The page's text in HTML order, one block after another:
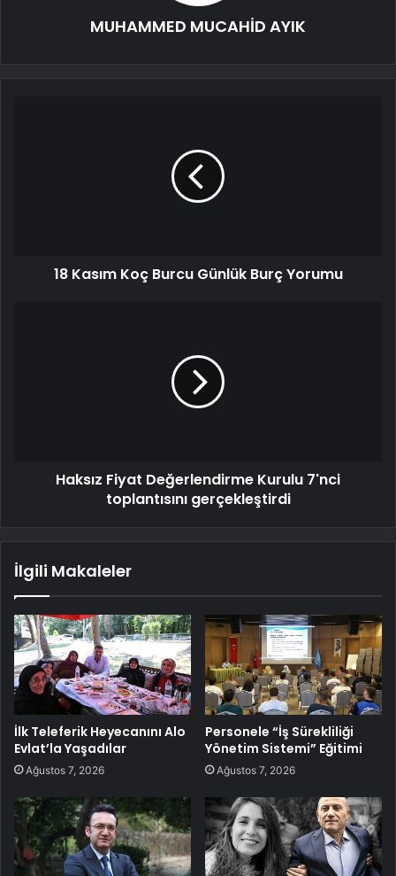
MUHAMMED MUCAHİD AYIK
18 Kasım Koç Burcu Günlük Burç Yorumu
Haksız Fiyat Değerlendirme Kurulu 7'nci
toplantısını gerçekleştirdi
İlgili Makaleler
İlk Teleferik Heyecanını Alo
Evlat’la Yaşadılar
Ağustos 7, 2026
Personele “İş Sürekliliği
Yönetim Sistemi” Eğitimi
Ağustos 7, 2026